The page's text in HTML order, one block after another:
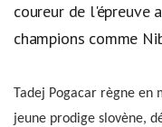
coureur de l'épreuve
champions comme
Tadej Pogacar règne
jeune prodige slovène,